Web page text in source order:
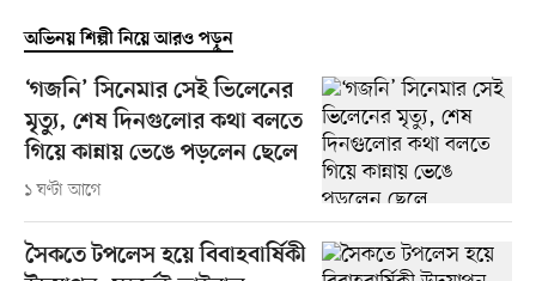
অভিনয় শিল্পী নিয়ে আরও পড়ুন
‘গজনি’ সিনেমার সেই ভিলেনের
মৃত্যু, শেষ দিনগুলোর কথা বলতে
গিয়ে কান্নায় ভেঙে পড়লেন ছেলে
১ ঘণ্টা আগে
সৈকতে টপলেস হয়ে বিবাহবার্ষিকী